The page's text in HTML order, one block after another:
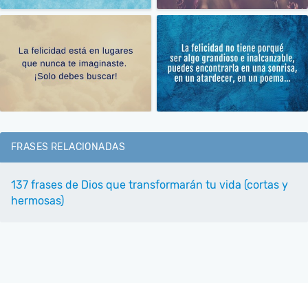
FRASES RELACIONADAS
137 frases de Dios que transformarán tu vida (cortas y
hermosas)